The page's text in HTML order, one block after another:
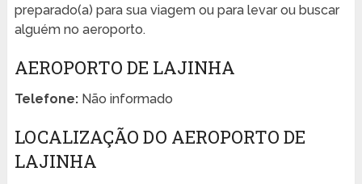
preparado(a) para sua viagem ou para levar ou buscar
alguém no aeroporto.
AEROPORTO DE LAJINHA
Telefone:Não informado
LOCALIZAÇÃO DO AEROPORTO DE
LAJINHA